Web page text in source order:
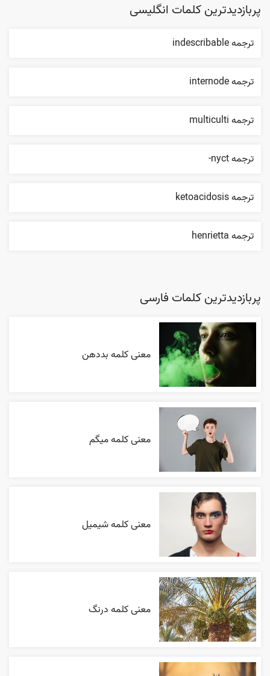
پربازدیدترین کلمات انگلیسی
ترجمه indescribable
ترجمه internode
ترجمه multiculti
ترجمه nyct-
ترجمه ketoacidosis
ترجمه henrietta
پربازدیدترین کلمات فارسی
معنی کلمه بددهن
معنی کلمه میگم
معنی کلمه شیمیل
معنی کلمه درنگ